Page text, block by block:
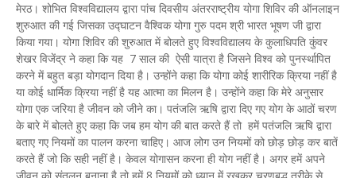
मेरठ। शोभित विश्वविद्यालय द्वारा पांच दिवसीय अंतरराष्ट्रीय योगा शिविर की ऑनलाइन
शुरुआत की गई जिसका उद्घाटन वैश्विक योगा गुरु पदम श्री भारत भूषण जी द्वारा
किया गया। योगा शिविर की शुरुआत में बोलते हुए विश्वविद्यालय के कुलाधिपति कुंवर
शेखर विजेंद्र ने कहा कि यह 7 साल की ऐसी यात्रा है जिसने विश्व को पुनर्स्थापित
करने में बहुत बड़ा योगदान दिया है। उन्होंने कहा कि योगा कोई शारीरिक क्रिया नहीं है
या कोई धार्मिक क्रिया नहीं है यह आत्मा का मिलन है। उन्होंने कहा कि मेरे अनुसार
योगा एक जरिया है जीवन को जीने का। पतंजलि ऋषि द्वारा दिए गए योग के आठों चरण
के बारे में बोलते हुए कहा कि जब हम योग की बात करते हैं तो हमें पतंजलि ऋषि द्वारा
बताए गए नियमों का पालन करना चाहिए। आज लोग उन नियमों को छोड़ छोड़ कर बातें
करते हैं जो कि सही नहीं है। केवल योगासन करना ही योग नहीं है। अगर हमें अपने